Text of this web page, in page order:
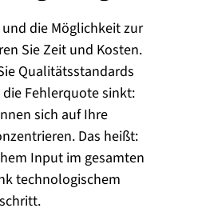
die Möglichkeit zur
Sie Zeit und Kosten.
Qualitätsstandards
Fehlerquote sinkt:
sich auf Ihre
Das heißt:
Input im gesamten
technologischem